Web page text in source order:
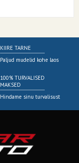
KIIRE TARNE
Paljud mudelid kohe laos
100% TURVALISED
MAKSED
Hindame sinu turvalisust